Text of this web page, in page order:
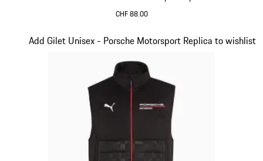
CHF 88.00
Add Gilet Unisex - Porsche Motorsport Replica to wishlist
Diapositiva 11 di 20